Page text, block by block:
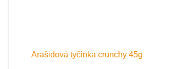
Arašidová tyčinka crunchy 45g